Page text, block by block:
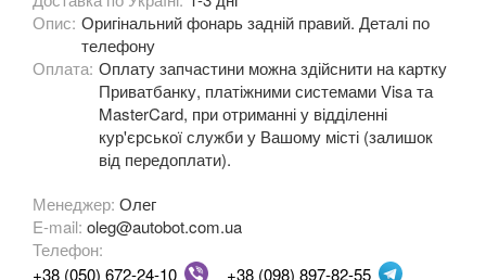
Fiesta Mk8
Fiesta Active Mk8
F-150 XII (P415)
F-150 XIII (P552)
Galaxy Mk2 (VX, VY, WGR)
Galaxy Mk3 (CA1, WA6)
Опис: Оригінальний фонарь задній правий. Деталі по
телефону
Оплата: Оплату запчастини можна здійснити на картку
Приватбанку, платіжними системами Visa та
MasterCard, при отриманні у відділенні
кур'єрської служби у Вашому місті (залишок
від передоплати).
Менеджер: Олег
E-mail: oleg@autobot.com.ua
Телефон:
+38 (050) 672-24-10
+38 (098) 897-82-55